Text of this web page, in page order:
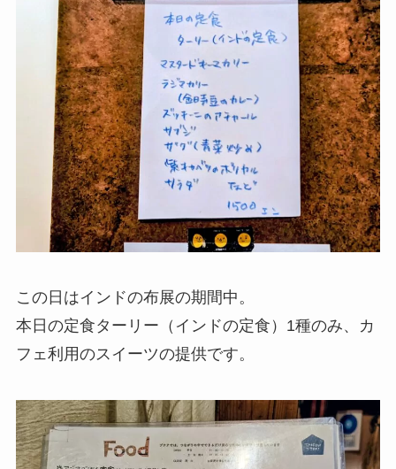
この日はインドの布展の期間中。
本日の定食ターリー（インドの定食）1種のみ、カ
フェ利用のスイーツの提供です。